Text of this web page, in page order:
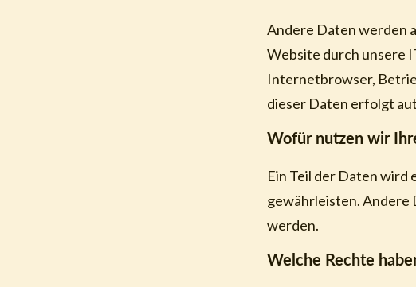
Andere Daten werden
Website durch unsere
Internetbrowser,
dieser Daten erfolgt
Wofür nutzen wir
Ein Teil der Daten
gewährleisten. Andere
werden.
Welche Rechte